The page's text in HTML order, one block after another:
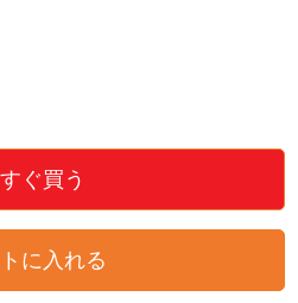
ぐ買う
に入れる